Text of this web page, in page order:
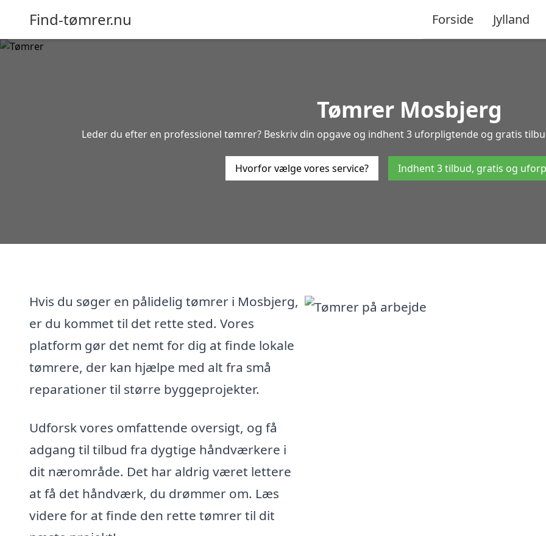
Find-tømrer.nu Forside Jylland
Tømrer Mosbjerg
Leder du efter en professionel tømrer? Beskriv din opgave og indhent 3 uforpligtende og gratis
Hvorfor vælge vores service? Indhent 3 tilbud, gratis og
Hvis du søger en pålidelig tømrer i Mosbjerg,
er du kommet til det rette sted. Vores
platform gør det nemt for dig at finde lokale
tømrere, der kan hjælpe med alt fra små
reparationer til større byggeprojekter.
Udforsk vores omfattende oversigt, og få
adgang til tilbud fra dygtige håndværkere i
dit nærområde. Det har aldrig været lettere
at få det håndværk, du drømmer om. Læs
videre for at finde den rette tømrer til dit